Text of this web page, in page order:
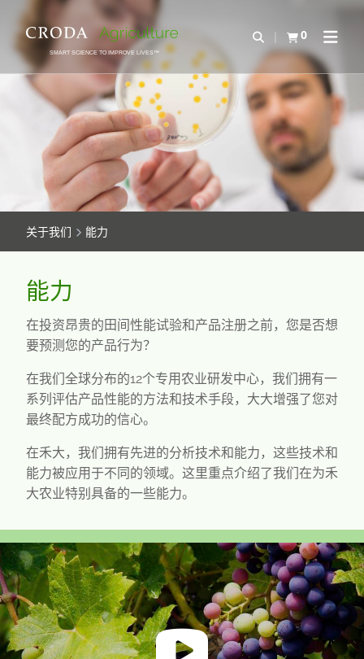
SKIP
TO
CONTENT
SKIP
TO
MENU
SMART SCIENCE TO IMPROVE LIVES™
Open Search
0
查看购物车Open
关于我们 能力
能力
在投资昂贵的田间性能试验和产品注册之前，您是否想
要预测您的产品行为？
在我们全球分布的12个专用农业研发中心，我们拥有一
系列评估产品性能的方法和技术手段，大大增强了您对
最终配方成功的信心。
在禾大，我们拥有先进的分析技术和能力，这些技术和
能力被应用于不同的领域。这里重点介绍了我们在为禾
大农业特别具备的一些能力。